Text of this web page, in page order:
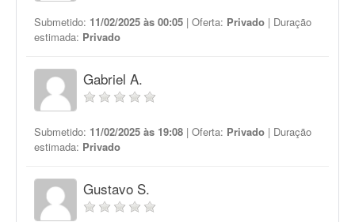
Submetido: 11/02/2025 às 00:05 | Oferta: Privado | Duração
estimada: Privado
Gabriel A.
Submetido: 11/02/2025 às 19:08 | Oferta: Privado | Duração
estimada: Privado
Gustavo S.